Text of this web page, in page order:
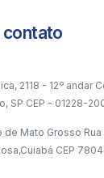
contato
2118 - 12º andar
SP CEP - 01228-
de Mato Grosso Rua
CEP